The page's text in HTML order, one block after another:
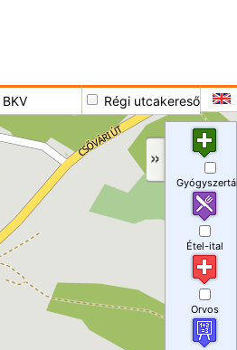
BKV Régi utcakereső
Étel-ital
Orvos